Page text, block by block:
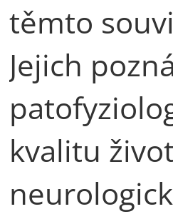
těmto
Jejich
kvalitu